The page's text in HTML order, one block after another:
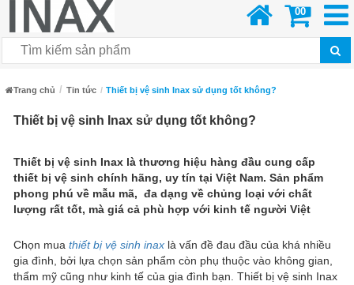
00
Trang chủ Tin tức Thiết bị vệ sinh Inax sử dụng tốt không?
Thiết bị vệ sinh Inax sử dụng tốt không?
Thiết bị vệ sinh Inax là thương hiệu hàng đầu cung cấp
thiết bị vệ sinh chính hãng, uy tín tại Việt Nam. Sản phẩm
phong phú về mẫu mã, đa dạng về chủng loại với chất
lượng rất tốt, mà giá cả phù hợp với kinh tế người Việt
Chọn mua thiết bị vệ sinh inax là vấn đề đau đầu của khá nhiều
gia đình, bởi lựa chọn sản phẩm còn phụ thuộc vào không gian,
thẩm mỹ cũng như kinh tế của gia đình bạn. Thiết bị vệ sinh Inax